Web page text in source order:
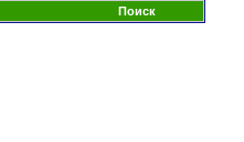
Поиск